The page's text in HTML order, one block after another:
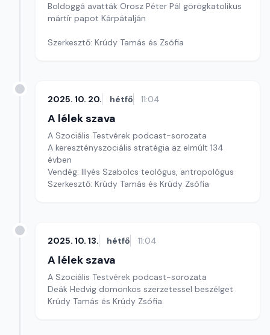
Boldoggá avatták Orosz Péter Pál görögkatolikus
mártír papot Kárpátalján
Szerkesztő: Krúdy Tamás és Zsófia
2025. 10. 20. hétfő 11:04
A lélek szava
A Szociális Testvérek podcast-sorozata
A keresztényszociális stratégia az elmúlt 134
évben
Vendég: Illyés Szabolcs teológus, antropológus
Szerkesztő: Krúdy Tamás és Krúdy Zsófia
2025. 10. 13. hétfő 11:04
A lélek szava
A Szociális Testvérek podcast-sorozata
Deák Hedvig domonkos szerzetessel beszélget
Krúdy Tamás és Krúdy Zsófia.